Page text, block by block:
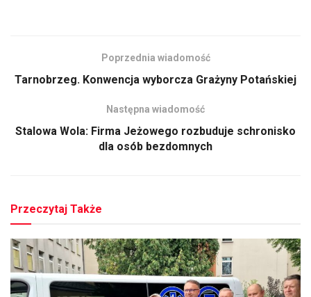
Poprzednia wiadomość
Tarnobrzeg. Konwencja wyborcza Grażyny Potańskiej
Następna wiadomość
Stalowa Wola: Firma Jeżowego rozbuduje schronisko
dla osób bezdomnych
Przeczytaj Także